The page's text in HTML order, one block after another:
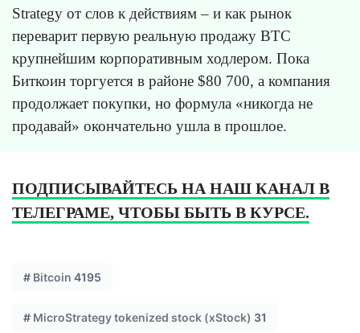
Strategy от слов к действиям – и как рынок
переварит первую реальную продажу BTC
крупнейшим корпоративным ходлером. Пока
Биткоин торгуется в районе $80 700, а компания
продолжает покупки, но формула «никогда не
продавай» окончательно ушла в прошлое.
ПОДПИСЫВАЙТЕСЬ НА НАШ КАНАЛ В
ТЕЛЕГРАМЕ, ЧТОБЫ БЫТЬ В КУРСЕ.
# Bitcoin 4195
# MicroStrategy tokenized stock (xStock) 31